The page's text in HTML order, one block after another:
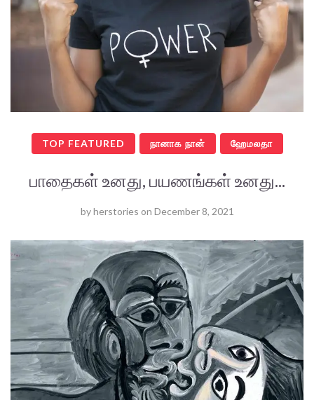
TOP FEATURED நானாக நான் ஹேமலதா
பாதைகள் உனது, பயணங்கள் உனது...
byherstories on December 8, 2021